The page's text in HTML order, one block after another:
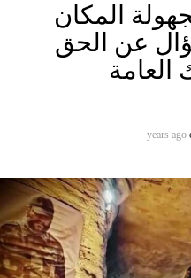
مجهولة المكان
عن الحق
العامة